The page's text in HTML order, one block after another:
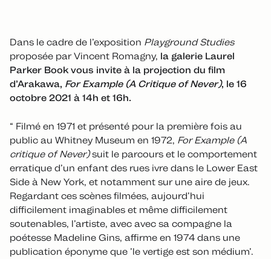
Dans le cadre de l’exposition Playground Studies
proposée par Vincent Romagny, la galerie Laurel
Parker Book vous invite à la projection du film
d’Arakawa, For Example (A Critique of Never), le 16
octobre 2021 à 14h et 16h.
“ Filmé en 1971 et présenté pour la première fois au
public au Whitney Museum en 1972, For Example (A
critique of Never)suit le parcours et le comportement
erratique d’un enfant des rues ivre dans le Lower East
Side à New York, et notamment sur une aire de jeux.
Regardant ces scènes filmées, aujourd’hui
difficilement imaginables et même difficilement
soutenables, l’artiste, avec avec sa compagne la
poétesse Madeline Gins, affirme en 1974 dans une
publication éponyme que ’le vertige est son médium’.